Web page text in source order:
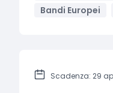
Bandi Europei
Scadenza: 29